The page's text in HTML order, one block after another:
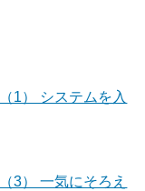
1） システムを入
3） 一気にそろえ